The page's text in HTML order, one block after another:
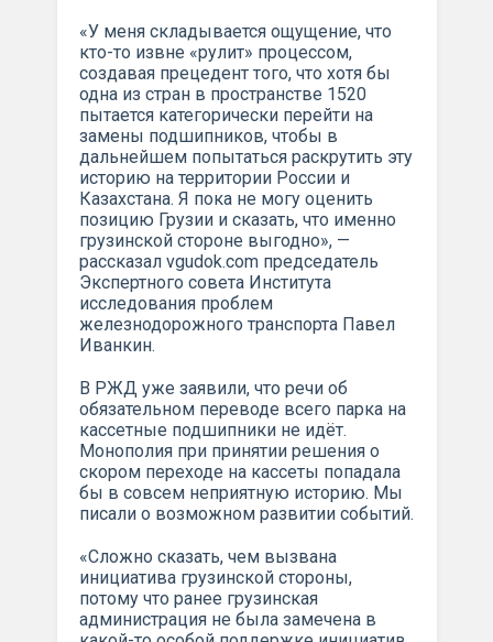
«У меня складывается ощущение, что
кто-то извне «рулит» процессом,
создавая прецедент того, что хотя бы
одна из стран в пространстве 1520
пытается категорически перейти на
замены подшипников, чтобы в
дальнейшем попытаться раскрутить эту
историю на территории России и
Казахстана. Я пока не могу оценить
позицию Грузии и сказать, что именно
грузинской стороне выгодно», —
рассказал vgudok.com председатель
Экспертного совета Института
исследования проблем
железнодорожного транспорта Павел
Иванкин.
В РЖД уже заявили, что речи об
обязательном переводе всего парка на
кассетные подшипники не идёт.
Монополия при принятии решения о
скором переходе на кассеты попадала
бы в совсем неприятную историю. Мы
писали о возможном развитии событий.
«Сложно сказать, чем вызвана
инициатива грузинской стороны,
потому что ранее грузинская
администрация не была замечена в